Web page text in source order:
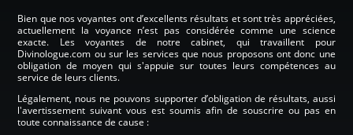
Bien que nos voyantes ont d’excellents résultats et sont très appréciées,
actuellement la voyance n’est pas considérée comme une science
exacte. Les voyantes de notre cabinet, qui travaillent pour
Divinologue.com ou sur les services que nous proposons ont donc une
obligation de moyen qui s'appuie sur toutes leurs compétences au
service de leurs clients.
Légalement, nous ne pouvons supporter d’obligation de résultats, aussi
l'avertissement suivant vous est soumis afin de souscrire ou pas en
toute connaissance de cause :